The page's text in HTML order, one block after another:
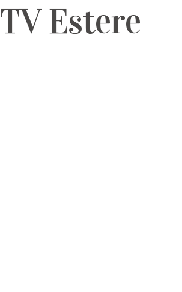
TV Estere